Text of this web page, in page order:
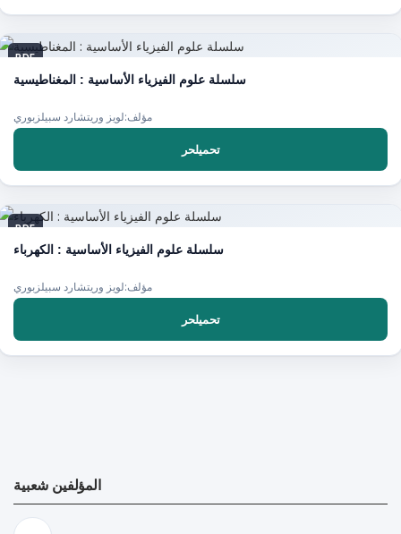
PDF
سلسلة علوم الفيزياء الأساسية : المغناطيسية
مؤلف:لويز وريتشارد سبيلزبوري
تحميلحر
PDF
سلسلة علوم الفيزياء الأساسية : الكهرباء
مؤلف:لويز وريتشارد سبيلزبوري
تحميلحر
المؤلفين شعبية